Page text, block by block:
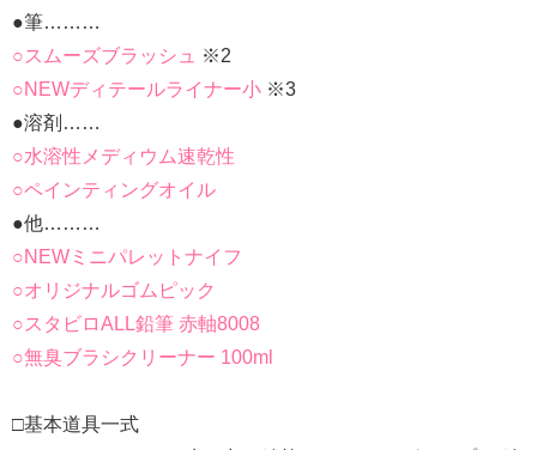
●筆………
○スムーズブラッシュ
※2
○NEWディテールライナー小 ※3
●溶剤……
○水溶性メディウム速乾性
○ペインティングオイル
●他………
○NEWミニパレットナイフ
○オリジナルゴムピック
○スタビロALL鉛筆 赤軸8008
○無臭ブラシクリーナー 100ml
□基本道具一式